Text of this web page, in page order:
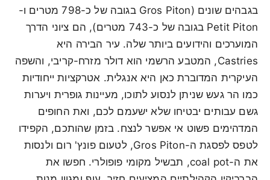
בגבהים שונים (Gros Piton בגובה של כ-798 מטרים ו-
Petit Piton בגובה של כ-743 מטרים), הם ציוני הדרך
המוערכים והידועים ביותר שלה. עיר הבירה היא
Castries, המטבע הרשמי הוא דולר מזרח-קריבי, והשפה
העיקרית המדוברת כאן היא אנגלית. אטרקציות ייחודיות
כמו הר געש שניתן לנסוע לתוכו, מעיינות גופרית ויערות
גשם עבותים יבטיחו שלא ישעמם לכם, ואת החופים
המדהימים פשוט אי אפשר לנצח. בזמן שהותכם, הקפידו
לטפס לפסגת ה-Gros Piton, לטעום פונץ' רום ולנסות
את ה-coal pot, תבשיל מקומי פופולרי. חפשו את